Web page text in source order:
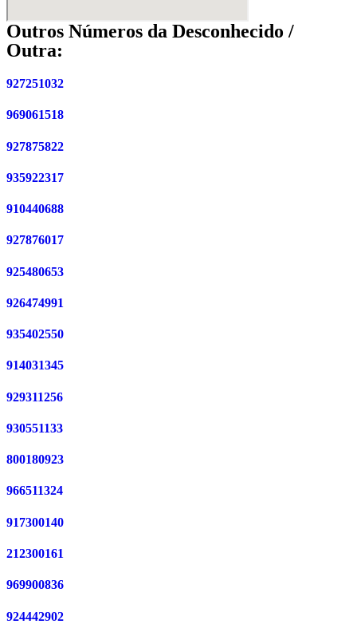
Outros Números da Desconhecido /
Outra:
927251032
969061518
927875822
935922317
910440688
927876017
925480653
926474991
935402550
914031345
929311256
930551133
800180923
966511324
917300140
212300161
969900836
924442902